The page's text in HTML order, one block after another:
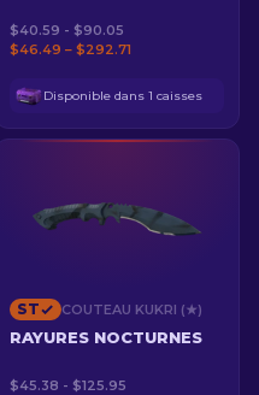
$40.59 - $90.05
$46.49 – $292.71
Disponible dans 1 caisses
ST COUTEAU KUKRI (★)
RAYURES NOCTURNES
$45.38 - $125.95